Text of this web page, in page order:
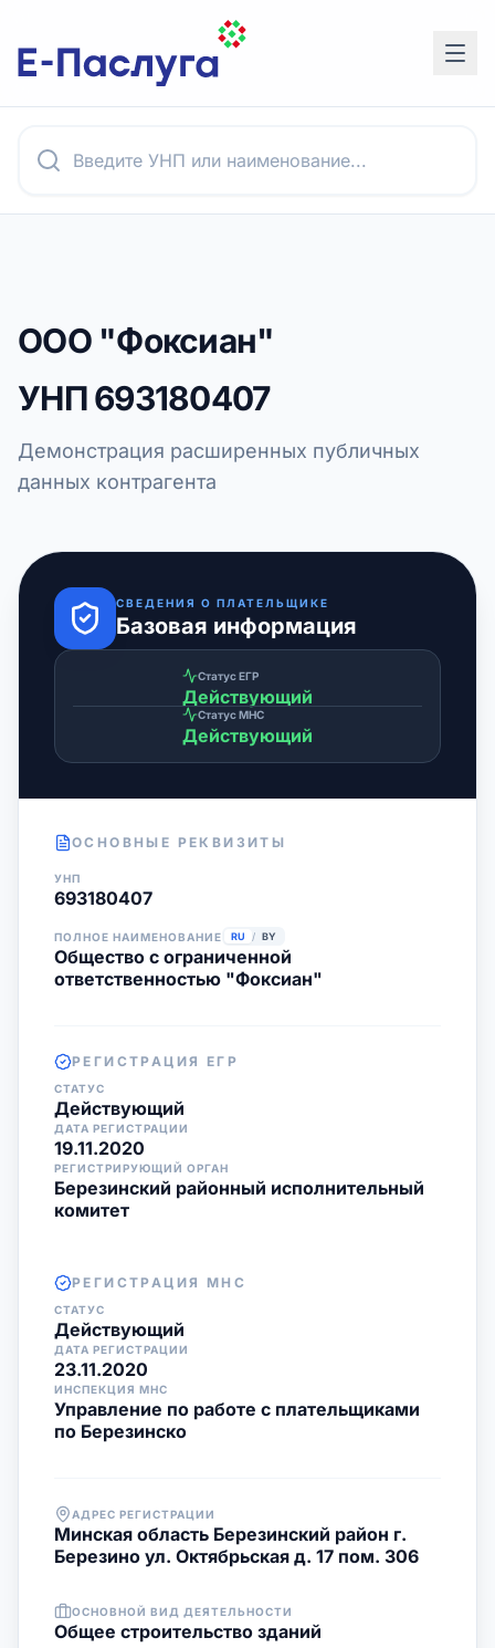
ООО "Фоксиан"
УНП693180407
Демонстрация расширенных публичных
данных контрагента
СВЕДЕНИЯ О ПЛАТЕЛЬЩИКЕ
Базовая информация
Статус ЕГР
Действующий
Статус МНС
Действующий
ОСНОВНЫЕ РЕКВИЗИТЫ
УНП
693180407
ПОЛНОЕ НАИМЕНОВАНИЕ RU / BY
Общество с ограниченной
ответственностью "Фоксиан"
РЕГИСТРАЦИЯ ЕГР
СТАТУС
Действующий
ДАТА РЕГИСТРАЦИИ
19.11.2020
РЕГИСТРИРУЮЩИЙ ОРГАН
Березинский районный исполнительный
комитет
РЕГИСТРАЦИЯ МНС
СТАТУС
Действующий
ДАТА РЕГИСТРАЦИИ
23.11.2020
ИНСПЕКЦИЯ МНС
Управление по работе с плательщиками
по Березинско
АДРЕС РЕГИСТРАЦИИ
Минская область Березинский район г.
Березино ул. Октябрьская д. 17 пом. 306
ОСНОВНОЙ ВИД ДЕЯТЕЛЬНОСТИ
Общее строительство зданий